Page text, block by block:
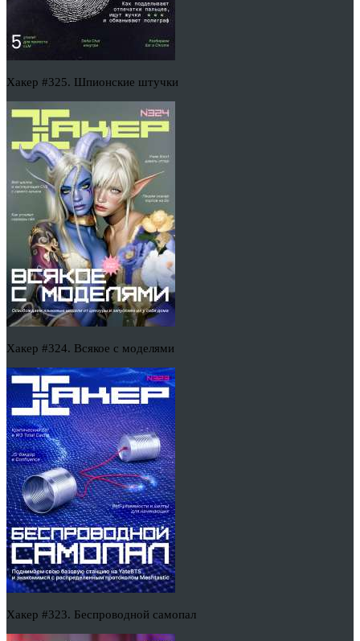
Хакер #325. Шпионские штучки
Хакер #324. Всякое с моделями
Хакер #323. Беспроводной самопал